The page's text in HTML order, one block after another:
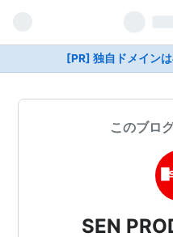
[PR] 独自ドメイン
このブロ
SEN